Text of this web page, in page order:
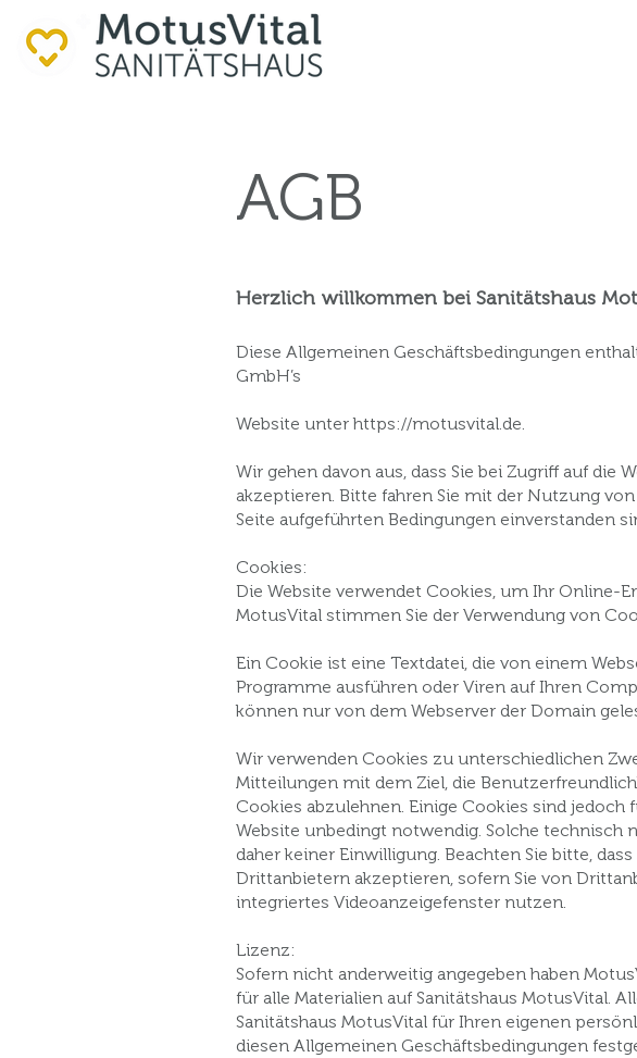
AGB
Herzlich willkommen bei Sanitätshaus
Diese Allgemeinen Geschäftsbedingungen
GmbH’s
Website unterhttps://motusvital.de.
Wir gehen davon aus, dass Sie bei Zugriff auf
akzeptieren. Bitte fahren Sie mit der Nutzung
Seite aufgeführten Bedingungen einverstanden
Cookies:
Die Website verwendet Cookies, um Ihr Online-
MotusVital stimmen Sie der Verwendung von
Ein Cookie ist eine Textdatei, die von einem
Programme ausführen oder Viren auf Ihren
können nur von dem Webserver der Domain
Wir verwenden Cookies zu unterschiedlichen
Mitteilungen mit dem Ziel, die
Cookies abzulehnen. Einige Cookies sind
Website unbedingt notwendig. Solche
daher keiner Einwilligung. Beachten Sie bitte,
Drittanbietern akzeptieren, sofern Sie von
integriertes Videoanzeigefenster nutzen.
Lizenz:
Sofern nicht anderweitig angegeben haben
für alle Materialien auf Sanitätshaus MotusVital.
Sanitätshaus MotusVital für Ihren eigenen
diesen Allgemeinen Geschäftsbedingungen